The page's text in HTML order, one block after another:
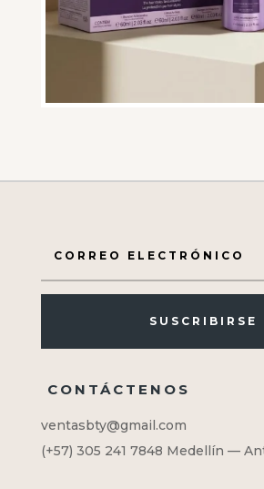
SUSCRIBIRSE
CONTÁCTENOS
ventasbty@gmail.com
(+57) 305 241 7848 Medellín —